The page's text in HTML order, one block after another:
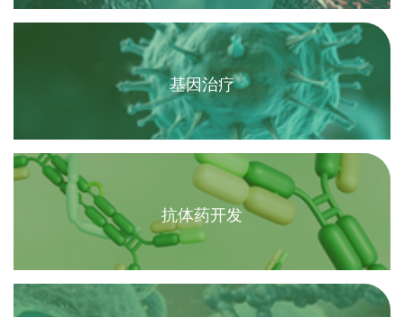
基因治疗
抗体药开发